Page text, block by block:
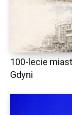
100-lecie
Gdyni